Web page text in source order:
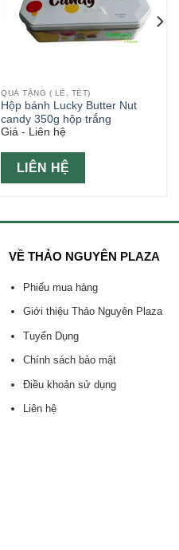
QUÀ TẶNG ( LỄ, TẾT)
Hộp bánh Lucky Butter Nut
candy 350g hộp trắng
Giá - Liên hệ
LIÊN HỆ
VỀ THẢO NGUYÊN PLAZA
Phiếu mua hàng
Giới thiệu Thảo Nguyên Plaza
Tuyển Dụng
Chính sách bảo mật
Điều khoản sử dụng
Liên hệ